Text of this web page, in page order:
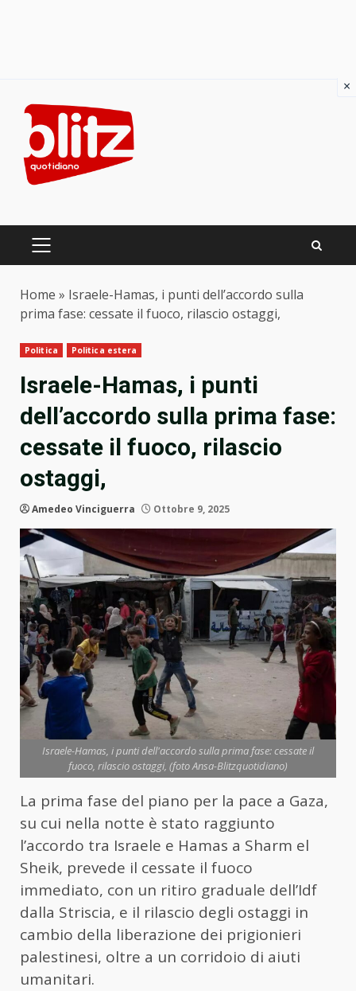
content
PRIMARY
Home » Israele-Hamas, i punti dell’accordo sulla
prima fase: cessate il fuoco, rilascio ostaggi,
Politica Politica estera
Israele-Hamas, i punti
dell’accordo sulla prima fase:
cessate il fuoco, rilascio
ostaggi,
Amedeo Vinciguerra Ottobre 9, 2025
Israele-Hamas, i punti dell'accordo sulla prima fase: cessate il
fuoco, rilascio ostaggi, (foto Ansa-Blitzquotidiano)
La prima fase del piano per la pace a Gaza,
su cui nella notte è stato raggiunto
l’accordo tra Israele e Hamas a Sharm el
Sheik, prevede il cessate il fuoco
immediato, con un ritiro graduale dell’Idf
dalla Striscia, e il rilascio degli ostaggi in
cambio della liberazione dei prigionieri
palestinesi, oltre a un corridoio di aiuti
umanitari.
×